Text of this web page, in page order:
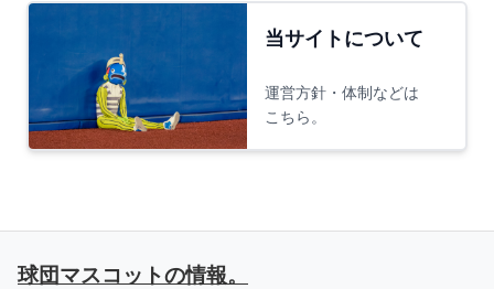
当サイトについて
運営方針・体制などは
こちら。
球団マスコットの情報。